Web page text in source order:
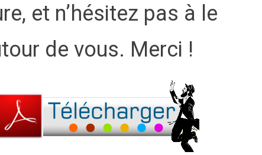
et n’hésitez pas à le
de vous. Merci !